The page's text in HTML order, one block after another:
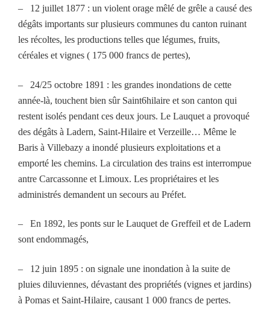
–
12 juillet 1877 : un violent orage mêlé de grêle a causé des
dégâts importants sur plusieurs communes du canton ruinant
les récoltes, les productions telles que légumes, fruits,
céréales et vignes ( 175 000 francs de pertes),
–
24/25 octobre 1891 : les grandes inondations de cette
année-là, touchent bien sûr Saint6hilaire et son canton qui
restent isolés pendant ces deux jours. Le Lauquet a provoqué
des dégâts à Ladern, Saint-Hilaire et Verzeille… Même le
Baris à Villebazy a inondé plusieurs exploitations et a
emporté les chemins. La circulation des trains est interrompue
antre Carcassonne et Limoux. Les propriétaires et les
administrés demandent un secours au Préfet.
–
En 1892, les ponts sur le Lauquet de Greffeil et de Ladern
sont endommagés,
–
12 juin 1895 : on signale une inondation à la suite de
pluies diluviennes, dévastant des propriétés (vignes et jardins)
à Pomas et Saint-Hilaire, causant 1 000 francs de pertes.